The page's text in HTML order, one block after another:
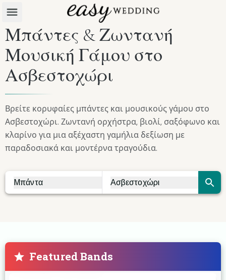
Μπάντες & Ζωντανή
Μουσική Γάμου στο
Ασβεστοχώρι
Βρείτε κορυφαίες μπάντες και μουσικούς γάμου στο
Ασβεστοχώρι. Ζωντανή ορχήστρα, βιολί, σαξόφωνο και
κλαρίνο για μια αξέχαστη γαμήλια δεξίωση με
παραδοσιακά και μοντέρνα τραγούδια.
Μπάντα Ασβεστοχώρι
Featured Bands
Prestige The Band